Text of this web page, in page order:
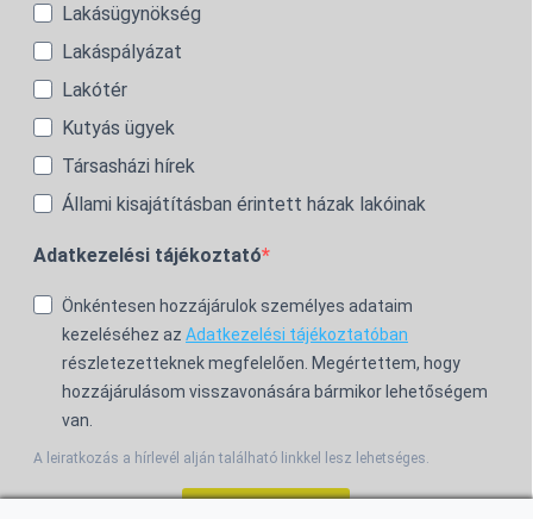
Lakásügynökség
Lakáspályázat
Lakótér
Kutyás ügyek
Társasházi hírek
Állami kisajátításban érintett házak lakóinak
Adatkezelési tájékoztató
Önkéntesen hozzájárulok személyes adataim
kezeléséhez az Adatkezelési tájékoztatóban
részletezetteknek megfelelően. Megértettem, hogy
hozzájárulásom visszavonására bármikor lehetőségem
van.
A leiratkozás a hírlevél alján található linkkel lesz lehetséges.